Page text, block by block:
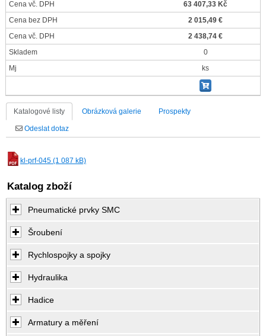
Cena vč. DPH
63 407,33 Kč
Cena bez DPH
2 015,49 €
Cena vč. DPH
2 438,74 €
Skladem
0
Mj
ks
Katalogové listy Obrázková galerie Prospekty
Odeslat dotaz
kl-prf-045 (1 087 kB)
Katalog zboží
Pneumatické prvky SMC
Šroubení
Rychlospojky a spojky
Hydraulika
Hadice
Armatury a měření